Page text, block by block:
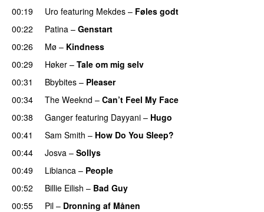
00:19
Uro featuring Mekdes – Føles godt
00:22
Patina – Genstart
00:26
Mø – Kindness
00:29
Høker – Tale om mig selv
00:31
Bbybites – Pleaser
00:34
The Weeknd – Can’t Feel My Face
00:38 Ganger featuring Dayyani – Hugo
00:41
Sam Smith – How Do You Sleep?
00:44
Josva – Sollys
00:49
Libianca – People
00:52 Billie Eilish – Bad Guy
00:55
Pil – Dronning af Månen